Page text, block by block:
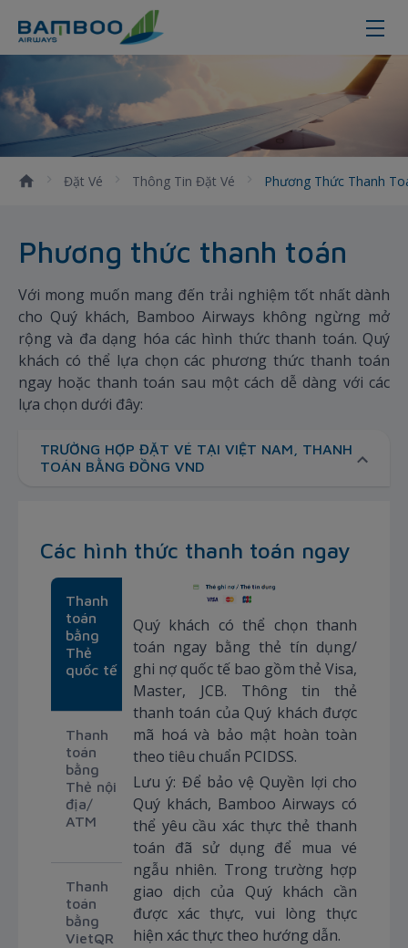
Phương thức thanh toán
Đặt Vé Thông Tin Đặt Vé Phương Thức Thanh
Phương thức thanh toán
Với mong muốn mang đến trải nghiệm tốt nhất dành
cho Quý khách, Bamboo Airways không ngừng mở
rộng và đa dạng hóa các hình thức thanh toán. Quý
khách có thể lựa chọn các phương thức thanh toán
ngay hoặc thanh toán sau một cách dễ dàng với các
lựa chọn dưới đây:
TRƯỜNG HỢP ĐẶT VÉ TẠI VIỆT NAM, THANH
TOÁN BẰNG ĐỒNG VND
Các hình thức thanh toán ngay
Thanh
toán
bằng
Thẻ
quốc tế
Thanh
toán
bằng
Thẻ nội
địa/
ATM
Thanh
toán
bằng
VietQR
Quý khách có thể chọn thanh
toán ngay bằng thẻ tín dụng/
ghi nợ quốc tế bao gồm thẻ Visa,
Master, JCB. Thông tin thẻ
thanh toán của Quý khách được
mã hoá và bảo mật hoàn toàn
theo tiêu chuẩn PCIDSS.
Lưu ý: Để bảo vệ Quyền lợi cho
Quý khách, Bamboo Airways có
thể yêu cầu xác thực thẻ thanh
toán đã sử dụng để mua vé
ngẫu nhiên. Trong trường hợp
giao dịch của Quý khách cần
được xác thực, vui lòng thực
hiện xác thực theo hướng dẫn.